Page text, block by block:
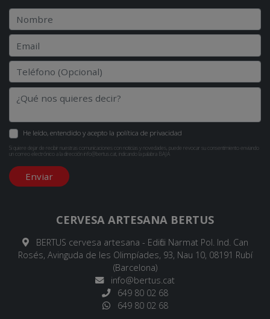
He leído, entendido y acepto la política de privacidad
Si quiere dejar de recibir nuestras comunicaciones con noticias y novedades, puede revocar su consentimiento enviando
un correo electrónico a la dirección info@bertus.cat , indicando la palabra BAJA
Enviar
CERVESA ARTESANA BERTUS
BERTUS cervesa artesana - Edifici Narmat Pol. Ind. Can
Rosés, Avinguda de les Olimpíades, 93, Nau 10, 08191 Rubí
(Barcelona)
info@bertus.cat
649 80 02 68
649 80 02 68